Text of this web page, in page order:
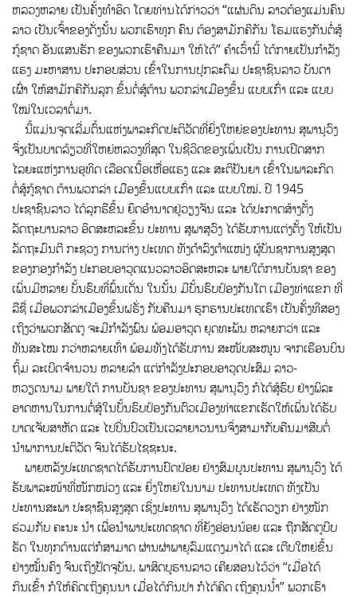
ຫລວງຫລາຍ ເປັນຄັ້ງທຳອິດ ໂດຍທ່ານໄດ້ກ່າວວ່າ “ແຜ່ນດິນ ລາວຕ້ອງແມ່ນຄົນ
ລາວ ເປັນເຈົ້າຂອງດັ່ງນັ້ນ ພວກເຮົາທຸກ ຄົນ ຕ້ອງສາມັກຄີກັນ ໂຮມແຮງກັນຕໍ່ສູ້
ກູ້ຊາດ ອັນແສນຮັກ ຂອງພວກເຮົາຄືນມາ ໃຫ້ໄດ້” ຄຳເວົ້ານີ້ ໄດ້ກາຍເປັນກຳລັງ
ແຮງ ມະຫາສານ ປະກອບສ່ວນ ເຂົ້າໃນການປຸກລະດົມ ປະຊາຊົນລາວ ບັນດາ
ເຜົ່າ ໃຫ້ສາມັກຄີກັນລຸກ ຂຶ້ນຕໍ່ສູ້ຕ້ານ ພວກລ່າເມືອງຂຶ້ນ ແບບເກົ່າ ແລະ ແບບ
ໃໝ່ໃນເວລາຕໍ່ມາ.
ນີ້ແມ່ນຈຸດເລີ່ມຕົ້ນແຫ່ງພາລະກິດປະຕິວັດທີ່ຍິ່ງໃຫຍ່ຂອງປະທານ ສຸພານຸວົງ
ຈຶ່ງເປັນບາດລ້ຽວທີ່ໃຫຍ່ຫລວງທີ່ສຸດ ໃນຊີວິດຂອງເພິ່ນເປັນ ການເປີດສາກ
ໄລຍະແຫ່ງການອຸທິດ ເລືອດເນື້ອເຫື່ອແຮງ ແລະ ສະຕິປັນຍາ ເຂົ້າໃນພາລະກິດ
ຕໍ່ສູ້ກູ້ຊາດ ຕ້ານພວກລ່າ ເມືອງຂຶ້ນແບບເກົ່າ ແລະ ແບບໃໝ່. ປີ 1945
ປະຊາຊົນລາວ ໄດ້ລຸກຮືຂຶ້ນ ຍຶດອຳນາດຢູ່ວຽງຈັນ ແລະ ໄດ້ປະກາດສ້າງຕັ້ງ
ລັດຖະບານລາວ ອິດສະຫລະຂຶ້ນ ປະທານ ສຸພາສຸວົງ ໄດ້ຮັບການແຕ່ງຕັ້ງ ໃຫ້ເປັນ
ລັດຖະມົນຕີ ກະຊວງ ການຕ່າງ ປະເທດ ທັງດຳລົງຕຳແໜ່ງ ຜູ້ບັນຊາການສູງສຸດ
ຂອງກອງກຳລັງ ປະກອບອາວຸດແນວລາວອິດສະຫລະ ພາຍໃຕ້ການບັນຊາ ຂອງ
ເພິ່ນມີຫລາຍ ບັ້ນຮົບທີ່ພົ້ນເດັ່ນ ໃນນັ້ນ ມີບັ້ນຮົບປ້ອງກັນໂຕ ເມືອງທ່າແຂກ ທີ່
ລືຊື່ ເມື່ອພວກລ່າເມືອງຂຶ້ນຝຣັ່ງ ກັບຄືນມາ ຮຸກຮານປະເທດເຮົາ ເປັນຄັ້ງທີສອງ
ເຖິງວ່າພວກສັດຕູ ຈະມີກຳລັງພົນ ພ້ອມອາວຸດ ຍຸດທະພັນ ຫລາຍກວ່າ ແລະ
ທັນສະໄໝ ກວ່າຫລາຍເທົ່າ ພ້ອມທັງໄດ້ຮັບການ ສະໜັບສະໜູນ ຈາກເຮືອນບິນ
ຖິ້ມ ລະເບີດຈຳນວນ ຫລາຍລຳ ແຕ່ກຳລັງປະກອບອາວຸດປະສົມ ລາວ-
ຫວຽດນາມ ພາຍໃຕ້ ການບັນຊາ ຂອງປະທານ ສຸພານຸວົງ ກໍໄດ້ສູ້ຮົບ ຢ່າງພິລະ
ອາດຫານໃນການຕໍ່ສູ້ໃນບັ້ນຮົບປ້ອງກັນຕົວເມືອງທ່າແຂກເຮັດໃຫ້ເພິ່ນໄດ້ຮັບ
ບາດເຈັບສາຫັດ ແລະ ໄປປິ່ນປົວເປັນເວລາຍາວນານຈຶ່ງສາມາກັບຄືນມາສືບຕໍ່
ນຳພາການປະຕິວັດ ຈົນໄດ້ຮັບໄຊຊະນະ.
ພາຍຫລັງປະເທດຊາດໄດ້ຮັບການປົດປ່ອຍ ຢ່າງສົມບູນປະທານ ສຸພານຸວົງ ໄດ້
ຮັບພາລະໜ້າທີ່ໜັກໜ່ວງ ແລະ ຍິ່ງໃຫຍ່ໃນນາມ ປະທານປະເທດ ທັງເປັນ
ປະທານສະພາ ປະຊາຊົນສູງສຸດ ເຊິ່ງປະທານ ສຸພານຸວົງ ໄດ້ເຮັດວຽກ ຢ່າງໜັກ
ຮ່ວມກັບ ຄະນະ ນຳ ເພື່ອນຳພາປະເທດຊາດ ທີ່ຍັງອ່ອນນ້ອຍ ແລະ ຖືກສັດຕູບີບ
ຮັດ ໃນທຸກດ້ານແຕ່ກໍສາມາດ ຜ່ານຜ່າພາຍຸລົມແດງມາໄດ້ ແລະ ເຕີບໃຫຍ່ຂຶ້ນ
ຢ່າງໝັ້ນຄົງ ຈົນເຖິງປັດຈຸບັນ. ພາສິດບູຮານລາວ ເຄີຍສອນໄວ້ວ່າ “ເມື່ອໄດ້
ກິນເຂົ້າ ກໍໃຫ້ຄິດເຖິງຄຸນນາ ເມື່ອໄດ້ກິນປາ ກໍໄດ້ຄິດ ເຖິງຄຸນນ້ຳ” ພວກເຮົາ